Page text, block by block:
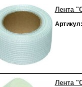
Лента
Артикул:
Лента